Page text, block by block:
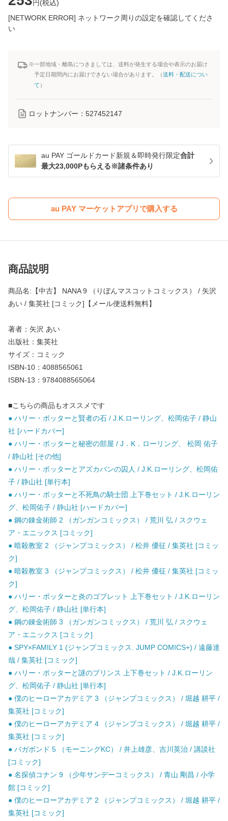
円(税込)
[NETWORK ERROR] ネットワーク周りの設定を確認してくださ
い
※一部地域・離島につきましては、送料が発生する場合や表示のお届け
予定日期間内にお届けできない場合があります。（送料・配送につい
て ）
ロットナンバー： 527452147
au PAY ゴールドカード新規＆即時発行限定合計
最大23,000Pもらえる※諸条件あり
au PAY マーケットアプリで購入する
商品説明
商品名:【中古】 NANA 9 （りぼんマスコットコミックス） / 矢沢
あい / 集英社 [コミック]【メール便送料無料】
著者：矢沢 あい
出版社：集英社
サイズ：コミック
ISBN-10：4088565061
ISBN-13：9784088565064
■こちらの商品もオススメです
● ハリー・ポッターと賢者の石 / J.K.ローリング、松岡佑子 / 静山
社 [ハードカバー]
● ハリー・ポッターと秘密の部屋 / J．K．ローリング、 松岡 佑子
/ 静山社 [その他]
● ハリー・ポッターとアズカバンの囚人 / J.K.ローリング、松岡佑
子 / 静山社 [単行本]
● ハリー・ポッターと不死鳥の騎士団 上下巻セット / J.K.ローリン
グ、松岡佑子 / 静山社 [ハードカバー]
● 鋼の錬金術師 2 （ガンガンコミックス） / 荒川 弘 / スクウェ
ア・エニックス [コミック]
● 暗殺教室 2 （ジャンプコミックス） / 松井 優征 / 集英社 [コミッ
ク]
● 暗殺教室 3 （ジャンプコミックス） / 松井 優征 / 集英社 [コミッ
ク]
● ハリー・ポッターと炎のゴブレット 上下巻セット / J.K.ローリン
グ、松岡佑子 / 静山社 [単行本]
● 鋼の錬金術師 3 （ガンガンコミックス） / 荒川 弘 / スクウェ
ア・エニックス [コミック]
● SPY×FAMILY 1 (ジャンプコミックス. JUMP COMICS+) / 遠藤達
哉 / 集英社 [コミック]
● ハリー・ポッターと謎のプリンス 上下巻セット / J.K.ローリン
グ、松岡佑子 / 静山社 [単行本]
● 僕のヒーローアカデミア 3 （ジャンプコミックス） / 堀越 耕平 /
集英社 [コミック]
● 僕のヒーローアカデミア 4 （ジャンプコミックス） / 堀越 耕平 /
集英社 [コミック]
● バガボンド 5 （モーニングKC） / 井上雄彦、吉川英治 / 講談社
[コミック]
● 名探偵コナン 9 （少年サンデーコミックス） / 青山 剛昌 / 小学
館 [コミック]
● 僕のヒーローアカデミア 2 （ジャンプコミックス） / 堀越 耕平 /
集英社 [コミック]